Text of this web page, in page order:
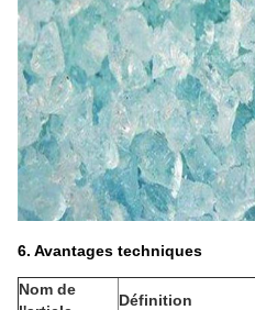
6. Avantages techniques
Nom de
Définition